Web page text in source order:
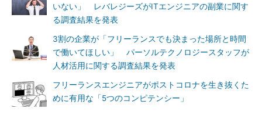
いない」 レバレジーズがITエンジニアの副業に関す
る調査結果を発表
3割の企業が「フリーランスでも決まった場所と時間
で働いてほしい」 パーソルテクノロジースタッフが
人材活用に関する調査結果を発表
フリーランスエンジニアがポストコロナを生き抜くた
めに有用な「5つのコンピテンシー」